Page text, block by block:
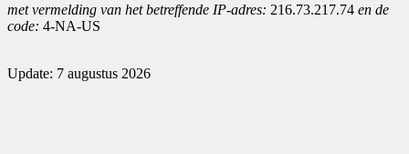
met vermelding van het betreffende IP-adres: 216.73.217.74 en de
code: 4-NA-US
Update: 7 augustus 2026